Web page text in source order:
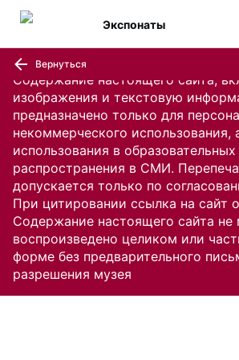
Содержание настоящего сайта,
изображения и текстовую
предназначено только для
некоммерческого использования,
использования в
распространения в СМИ.
допускается только по
При цитировании ссылка на сайт
Содержание настоящего сайта
воспроизведено целиком или
форме без предварительного
разрешения музея
Экспонаты
Вернуться